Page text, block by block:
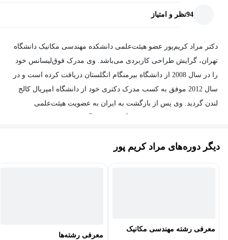
94نظر و امتیاز
دکتر مراد کریم‌پور عضو هیئت‌علمی دانشکده مهندسی مکانیک دانشگاه
تهران، گرایش طراحی کاربردی می‌باشد. وی مدرک فوق‌لیسانس خود
را در سال 2008 از دانشگاه بیرمنگام انگلستان دریافت کرده است و در
سال 2012 موفق به کسب مدرک دکتری خود از دانشگاه امپریال کالج
لندن گردید. وی پس از بازگشت به ایران به عضویت هیئت‌علمی
و همچنین بیومکانیک مفاصل می‌باشد.
دیگر دوره‌های مراد کریم پور
معرفی رشته مهندسی مکانیک
معرفی رشته‌ها